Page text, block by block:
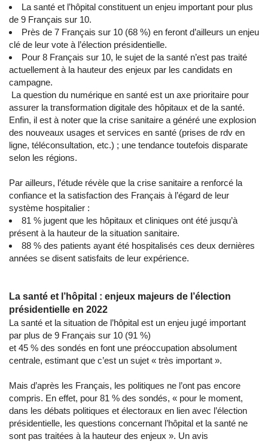
La santé et l’hôpital constituent un enjeu important pour plus
de 9 Français sur 10.
Près de 7 Français sur 10 (68 %) en feront d’ailleurs un enjeu
clé de leur vote à l’élection présidentielle.
Pour 8 Français sur 10, le sujet de la santé n’est pas traité
actuellement à la hauteur des enjeux par les candidats en
campagne.
​ La question du numérique en santé est un axe prioritaire pour
assurer la transformation digitale des hôpitaux et de la santé.
Enfin, il est à noter que la crise sanitaire a généré une explosion
des nouveaux usages et services en santé (prises de rdv en
ligne, téléconsultation, etc.) ; une tendance toutefois disparate
selon les régions.
Par ailleurs, l’étude révèle que la crise sanitaire a renforcé la
confiance et la satisfaction des Français à l’égard de leur
système hospitalier :
81 % jugent que les hôpitaux et cliniques ont été jusqu’à
présent à la hauteur de la situation sanitaire.
88 % des patients ayant été hospitalisés ces deux dernières
années se disent satisfaits de leur expérience.
La santé et l’hôpital : enjeux majeurs de l’élection
présidentielle en 2022
La santé et la situation de l’hôpital est un enjeu jugé important
par plus de 9 Français sur 10 (91 %)
et 45 % des sondés en font une préoccupation absolument
centrale, estimant que c’est un sujet « très important ».
Mais d’après les Français, les politiques ne l’ont pas encore
compris. En effet, pour 81 % des sondés, « pour le moment,
dans les débats politiques et électoraux en lien avec l’élection
présidentielle, les questions concernant l’hôpital et la santé ne
sont pas traitées à la hauteur des enjeux ». Un avis